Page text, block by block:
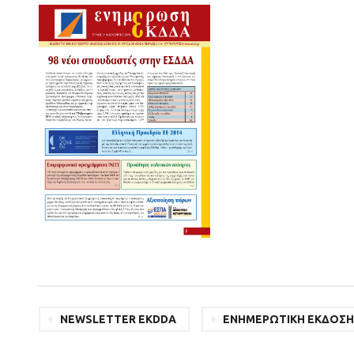
NEWSLETTER EKDDA ΕΝΗΜΕΡΩΤΙΚΗ